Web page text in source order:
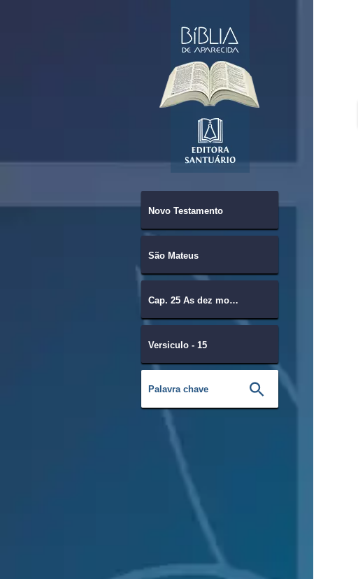
Novo Testamento
São Mateus
Cap. 25 As dez moças.
Versiculo - 15